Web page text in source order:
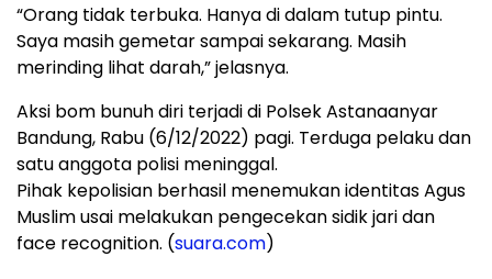
“Orang tidak terbuka. Hanya di dalam tutup pintu.
Saya masih gemetar sampai sekarang. Masih
merinding lihat darah,” jelasnya.
Aksi bom bunuh diri terjadi di Polsek Astanaanyar
Bandung, Rabu (6/12/2022) pagi. Terduga pelaku dan
satu anggota polisi meninggal.
Pihak kepolisian berhasil menemukan identitas Agus
Muslim usai melakukan pengecekan sidik jari dan
face recognition. (suara.com)